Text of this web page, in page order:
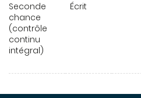
Seconde
chance
(contrôle
continu
intégral)
Écrit